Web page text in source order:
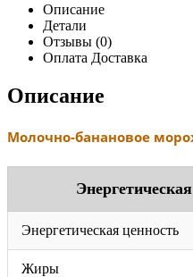
Описание
Детали
Отзывы (0)
Оплата Доставка
Описание
Молочно-банановое
Энергетическая ценность
Жиры